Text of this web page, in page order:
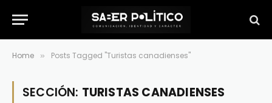
Home » Posts Tagged "Turistas canadienses"
SECCIÓN: TURISTAS CANADIENSES